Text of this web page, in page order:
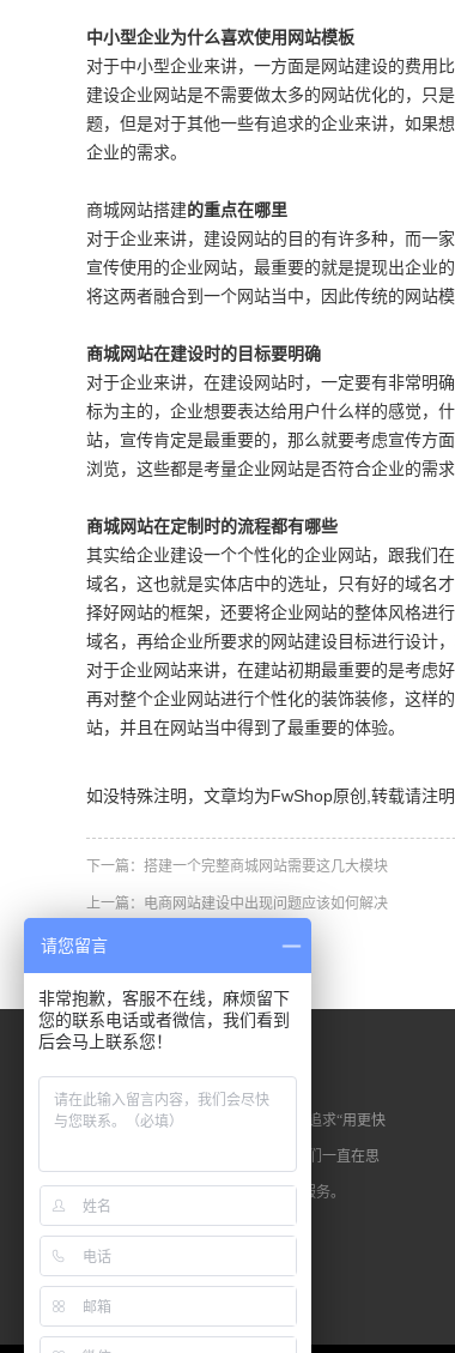
中小型企业为什么喜欢使用网站模板
对于中小型企业来讲，一方面是网站建设的费用
建设企业网站是不需要做太多的网站优化的，只
题，但是对于其他一些有追求的企业来讲，如果
企业的需求。
商城网站搭建的重点在哪里
对于企业来讲，建设网站的目的有许多种，而一
宣传使用的企业网站，最重要的就是提现出企业
将这两者融合到一个网站当中，因此传统的网站
商城网站在建设时的目标要明确
对于企业来讲，在建设网站时，一定要有非常明
标为主的，企业想要表达给用户什么样的感觉，
站，宣传肯定是最重要的，那么就要考虑宣传方
浏览，这些都是考量企业网站是否符合企业的需
商城网站在定制时的流程都有哪些
其实给企业建设一个个性化的企业网站，跟我们
域名，这也就是实体店中的选址，只有好的域名
择好网站的框架，还要将企业网站的整体风格进
域名，再给企业所要求的网站建设目标进行设计
对于企业网站来讲，在建站初期最重要的是考虑
再对整个企业网站进行个性化的装饰装修，这样
站，并且在网站当中得到了最重要的体验。
如没特殊注明，文章均为FwShop原创,转载请注
下一篇： 搭建一个完整商城网站需要这几大模块
上一篇： 电商网站建设中出现问题应该如何解决
FwShop专注于商城网站建设，始终追求“用更快
的速度定制出更好的商城系统”。我们一直在思
考如何为客户搭建更好的商城建站服务。
请您留言
非常抱歉，客服不在线，麻烦留下
您的联系电话或者微信，我们看到
后会马上联系您！